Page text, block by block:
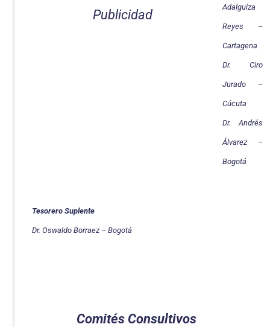
Publicidad
Tesorero Suplente
Dr. Oswaldo Borraez – Bogotá
Adalguiza
Reyes –
Cartagena
Dr. Ciro
Jurado –
Cúcuta
Dr. Andrés
Álvarez –
Bogotá
Comités Consultivos